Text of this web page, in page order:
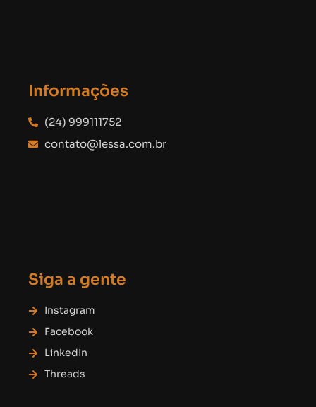
Informações
(24) 999111752
contato@lessa.com.br
Siga a gente
Instagram
Facebook
LinkedIn
Threads